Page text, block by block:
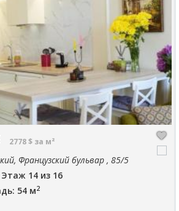
2778 $ за м²
Французский бульвар , 85/5
Этаж 14 из 16
54 м2